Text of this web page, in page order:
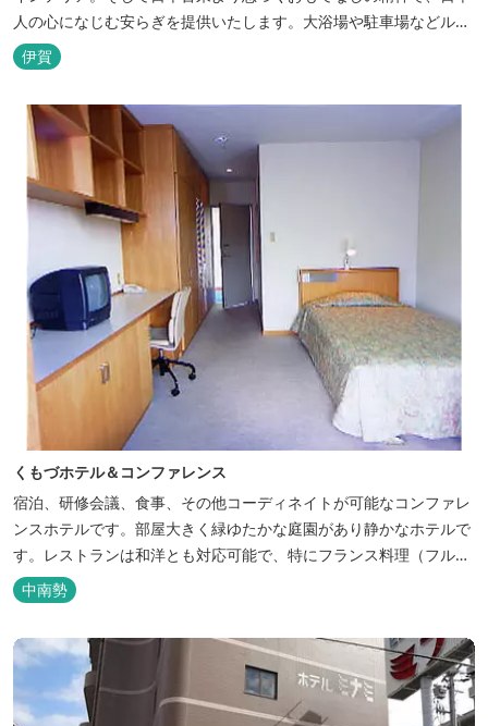
人の心になじむ安らぎを提供いたします。大浴場や駐車場などルー
トインホテルズの機能性や利便性はそのままに、穏やかな和のニュ
アンスを湛えた空間は、ビジネスにも観光にも、幅広くお役立てい
ただけるホテルです。
伊賀
くもづホテル＆コンファレンス
宿泊、研修会議、食事、その他コーディネイトが可能なコンファレ
ンスホテルです。部屋大きく緑ゆたかな庭園があり静かなホテルで
す。レストランは和洋とも対応可能で、特にフランス料理（フルコ
ース）が人気あり是非ご賞味ください。
中南勢